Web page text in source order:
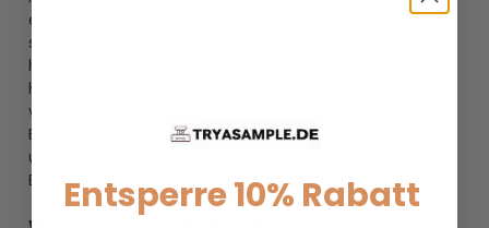
edler Rose und balsamischem Weihrauch, die eine
sinnliche Aura schafft. Die Basisnoten aus
holzigem Zedernholz und warmem Amber
hinterlassen einen bleibenden Eindruck und
verleihen dem Duft eine unwiderstehliche Tiefe.
Erleben Sie die Exklusivität von Amouage Enclave
und tauchen Sie ein in eine Welt voller Luxus und
Eleganz.Entsperre 10% Rabatt